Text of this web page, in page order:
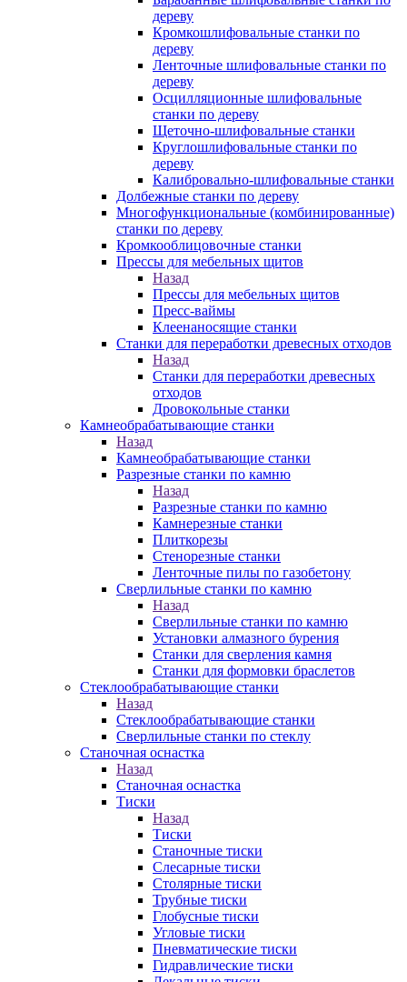
дереву
Кромкошлифовальные станки по
дереву
Ленточные шлифовальные станки по
дереву
Осцилляционные шлифовальные
станки по дереву
Щеточно-шлифовальные станки
Круглошлифовальные станки по
дереву
Калибровально-шлифовальные станки
Долбежные станки по дереву
Многофункциональные (комбинированные)
станки по дереву
Кромкооблицовочные станки
Прессы для мебельных щитов
Назад
Прессы для мебельных щитов
Пресс-ваймы
Клеенаносящие станки
Станки для переработки древесных отходов
Назад
Станки для переработки древесных
отходов
Дровокольные станки
Камнеобрабатывающие станки
Назад
Камнеобрабатывающие станки
Разрезные станки по камню
Назад
Разрезные станки по камню
Камнерезные станки
Плиткорезы
Стенорезные станки
Ленточные пилы по газобетону
Сверлильные станки по камню
Назад
Сверлильные станки по камню
Установки алмазного бурения
Станки для сверления камня
Станки для формовки браслетов
Стеклообрабатывающие станки
Назад
Стеклообрабатывающие станки
Сверлильные станки по стеклу
Станочная оснастка
Назад
Станочная оснастка
Тиски
Назад
Тиски
Станочные тиски
Слесарные тиски
Столярные тиски
Трубные тиски
Глобусные тиски
Угловые тиски
Пневматические тиски
Гидравлические тиски